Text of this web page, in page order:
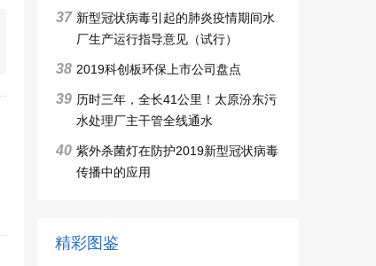
施行
37 新型冠状病毒引起的肺炎疫情期间水
厂生产运行指导意见（试行）
38 2019科创板环保上市公司盘点
39 历时三年，全长41公里！太原汾东污
水处理厂主干管全线通水
40 紫外杀菌灯在防护2019新型冠状病毒
传播中的应用
精彩图鉴